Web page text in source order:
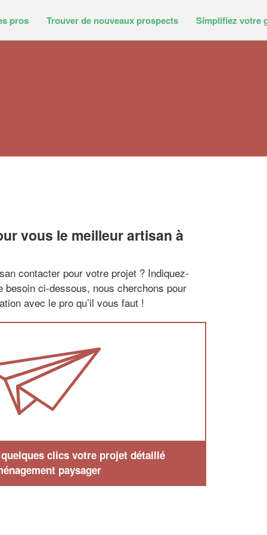
pros Trouver de nouveaux prospects Simplifiez votre
vous le meilleur artisan à
contacter pour votre projet ? Indiquez-
besoin ci-dessous, nous cherchons pour
avec le pro qu’il vous faut !
clics votre projet détaillé
paysager